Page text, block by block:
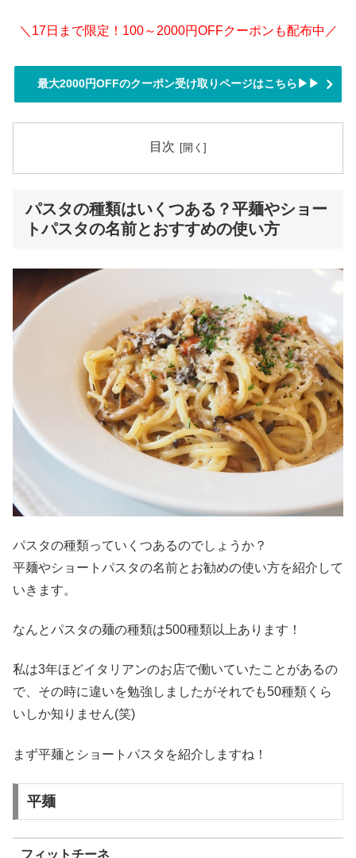
＼17日まで限定！100～2000円OFFクーポンも配布中／
最大2000円OFFのクーポン受け取りページはこちら▶▶
目次
パスタの種類はいくつある？平麺やショー
トパスタの名前とおすすめの使い方
パスタの種類っていくつあるのでしょうか？
平麺やショートパスタの名前とお勧めの使い方を紹介して
いきます。
なんとパスタの麺の種類は500種類以上あります！
私は3年ほどイタリアンのお店で働いていたことがあるの
で、その時に違いを勉強しましたがそれでも50種類くら
いしか知りません(笑)
まず平麺とショートパスタを紹介しますね！
平麺
フィットチーネ